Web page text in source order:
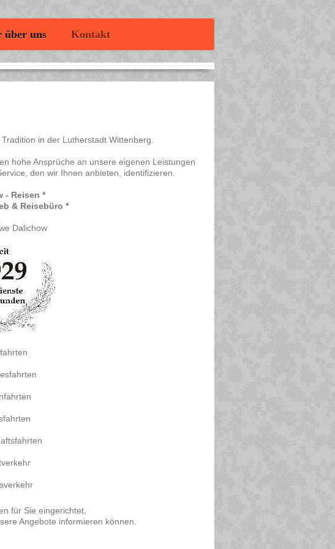
über uns Kontakt
in der Lutherstadt Wittenberg.
hohe Ansprüche an unsere eigenen Leistungen
den wir Ihnen anbieten, identifizieren.
- Reisen *
& Reisebüro *
Dalichow
für Sie eingerichtet,
Angebote informieren können.